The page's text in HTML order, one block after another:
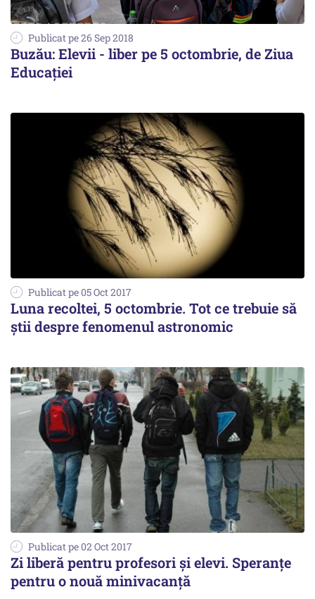
Publicat pe 26 Sep 2018
Buzău: Elevii - liber pe 5 octombrie, de Ziua
Educației
Publicat pe 05 Oct 2017
Luna recoltei, 5 octombrie. Tot ce trebuie să
ştii despre fenomenul astronomic
Publicat pe 02 Oct 2017
Zi liberă pentru profesori și elevi. Speranțe
pentru o nouă minivacanță